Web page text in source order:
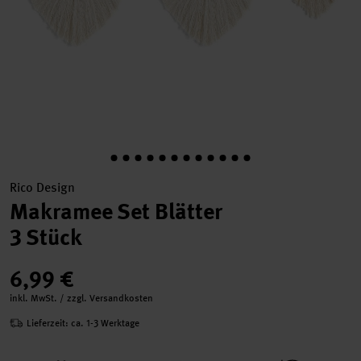
Rico Design
Makramee Set Blätter
3 Stück
6,99 €
inkl. MwSt. / zzgl. Versandkosten
Lieferzeit: ca. 1-3 Werktage